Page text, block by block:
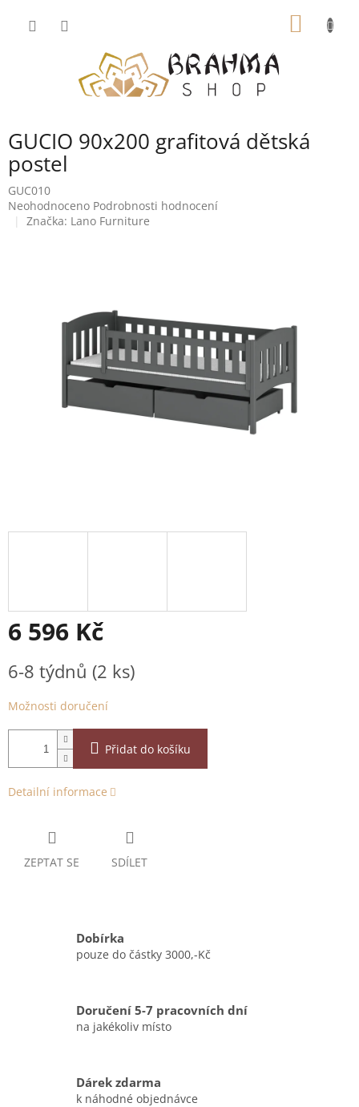
GUCIO 90x200 grafitová dětská
postel
GUC010
Průměrné
hodnocení
Neohodnoceno Podrobnosti hodnocení
Značka: Lano Furniture
6 596 Kč
cena:
6-8 týdnů (2 ks)
Možnosti doručení
Přidat do košíku
Detailní informace
ZEPTAT SE SDÍLET
Dobírka
pouze do částky 3000,-Kč
Doručení 5-7 pracovních dní
na jakékoliv místo
Dárek zdarma
k náhodné objednávce